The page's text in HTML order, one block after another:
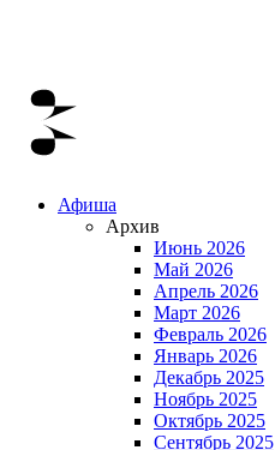
Афиша
Архив
Июнь 2026
Май 2026
Апрель 2026
Март 2026
Февраль 2026
Январь 2026
Декабрь 2025
Ноябрь 2025
Октябрь 2025
Сентябрь 2025